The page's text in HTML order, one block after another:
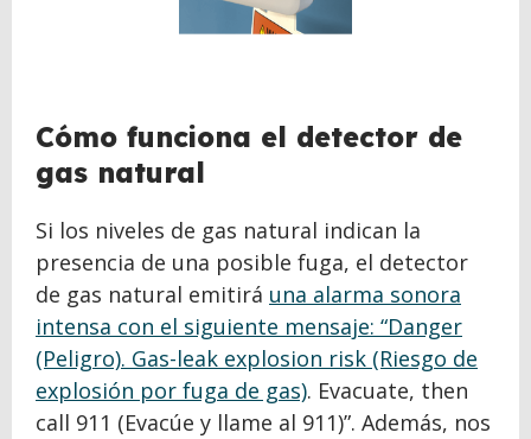
Cómo funciona el detector de
gas natural
Si los niveles de gas natural indican la
presencia de una posible fuga, el detector
de gas natural emitirá una alarma sonora
intensa con el siguiente mensaje: “Danger
(Peligro). Gas-leak explosion risk (Riesgo de
explosión por fuga de gas). Evacuate, then
call 911 (Evacúe y llame al 911)”. Además, nos